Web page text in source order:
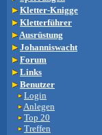
Kletter-Knigge
Kletterführer
Ausrüstung
Johanniswacht
Forum
Links
Benutzer
Login
Anlegen
Top 20
Treffen